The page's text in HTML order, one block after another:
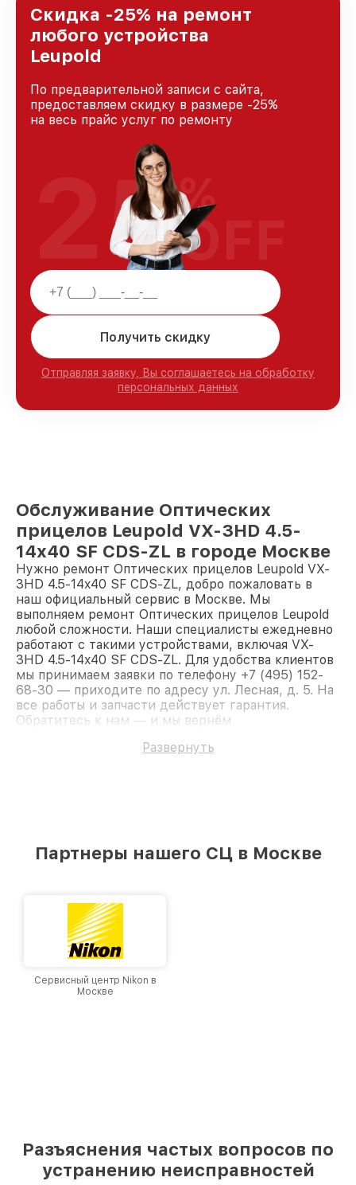
Москве, постоянно повышая уровень доверия
и лояльности наших клиентов.
Скидка -25% на ремонт
любого устройства
Leupold
По предварительной записи с сайта,
предоставляем скидку в размере -25%
на весь прайс услуг по ремонту
Получить скидку
Отправляя заявку, Вы соглашаетесь на обработку
персональных данных
25%
OFF
Обслуживание Оптических
прицелов Leupold VX-3HD 4.5-
14x40 SF CDS-ZL в городе Москве
Нужно ремонт Оптических прицелов Leupold VX-
3HD 4.5-14x40 SF CDS-ZL, добро пожаловать в
наш официальный сервис в Москве. Мы
выполняем ремонт Оптических прицелов Leupold
любой сложности. Наши специалисты ежедневно
работают с такими устройствами, включая VX-
3HD 4.5-14x40 SF CDS-ZL. Для удобства клиентов
мы принимаем заявки по телефону +7 (495) 152-
68-30 — приходите по адресу ул. Лесная, д. 5. На
все работы и запчасти действует гарантия.
Обратитесь к нам — и мы вернём
Развернуть
Партнеры нашего СЦ в Москве
Сервисный центр Nikon в
Москве
Разъяснения частых вопросов по
устранению неисправностей